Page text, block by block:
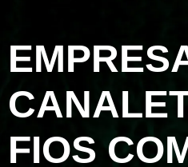
FIOS